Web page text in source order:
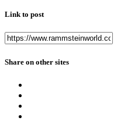
Link to post
Share on other sites